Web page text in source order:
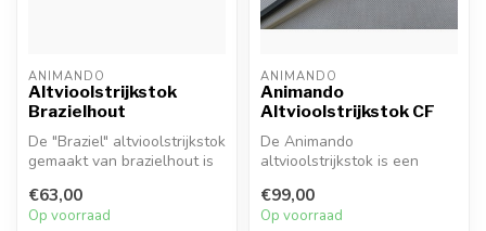
ANIMANDO
Altvioolstrijkstok
Brazielhout
De "Braziel" altvioolstrijkstok
gemaakt van brazielhout is
€63,00
Op voorraad
ANIMANDO
Animando
Altvioolstrijkstok CF
De Animando
altvioolstrijkstok is een
beginnende en gevorderde
s...
€99,00
Op voorraad